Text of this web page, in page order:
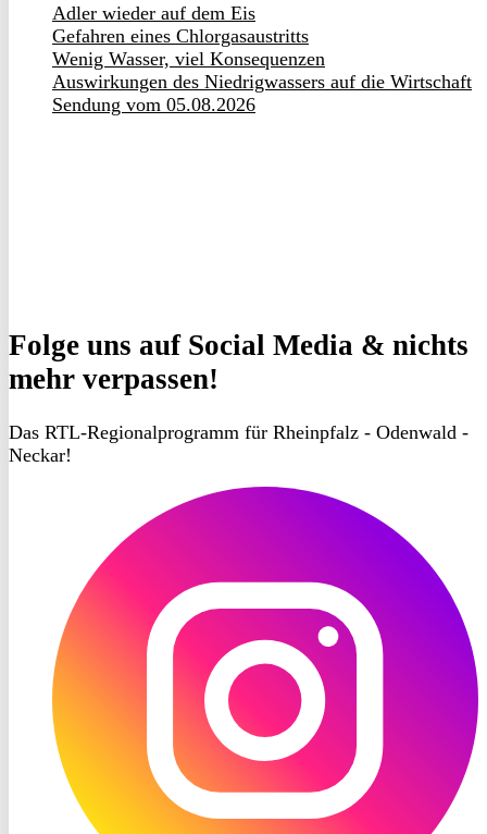
Adler wieder auf dem Eis
Gefahren eines Chlorgasaustritts
Wenig Wasser, viel Konsequenzen
Auswirkungen des Niedrigwassers auf die Wirtschaft
Sendung vom 05.08.2026
Folge uns auf Social Media & nichts
mehr verpassen!
Das RTL-Regionalprogramm für Rheinpfalz - Odenwald -
Neckar!
Instagram